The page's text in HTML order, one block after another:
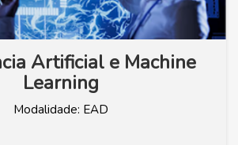
Artificial e Machine
Learning
Modalidade: EAD